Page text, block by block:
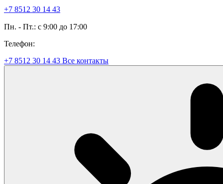
+7 8512 30 14 43
Пн. - Пт.: с 9:00 до 17:00
Телефон:
+7 8512 30 14 43 Все контакты